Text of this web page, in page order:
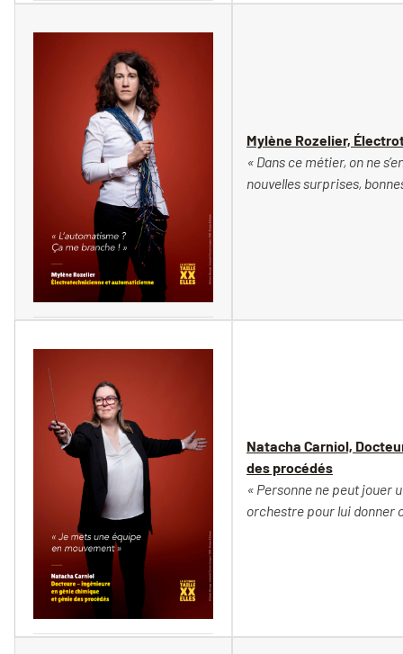
Mylène Rozelier,
« Dans ce métier, on ne
nouvelles surprises,
Natacha Carniol,
des procédés
« Personne ne peut jouer
orchestre pour lui donner